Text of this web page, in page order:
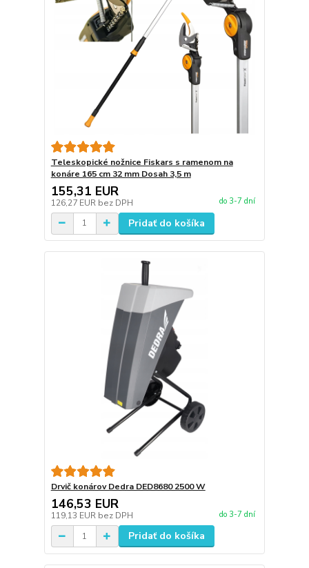
Teleskopické nožnice Fiskars s ramenom na
konáre 165 cm 32 mm Dosah 3,5 m
155,31 EUR
126,27 EUR bez DPH do 3-7 dní
Pridať do košíka
Drvič konárov Dedra DED8680 2500 W
146,53 EUR
119,13 EUR bez DPH do 3-7 dní
Pridať do košíka